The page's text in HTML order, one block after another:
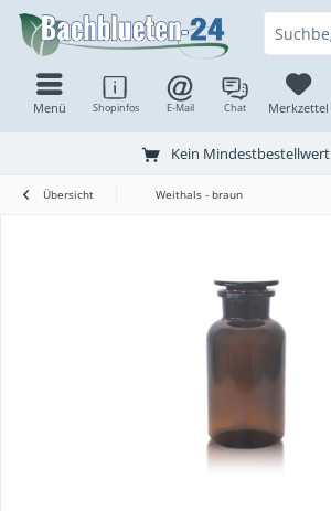
Kein Mindestbestellwert
Shopinfos E-Mail Chat Merkzettel
Menü
Übersicht Weithals - braun